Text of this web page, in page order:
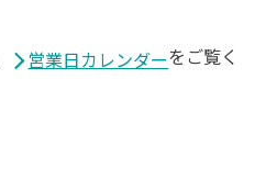
営業日カレンダーをご覧く